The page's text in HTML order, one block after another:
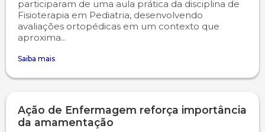
participaram de uma aula prática da disciplina de
Fisioterapia em Pediatria, desenvolvendo
avaliações ortopédicas em um contexto que
aproxima...
Saiba mais
Ação de Enfermagem reforça importância
da amamentação